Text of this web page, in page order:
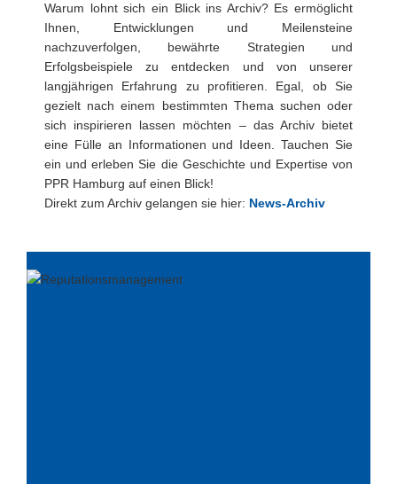
Warum lohnt sich ein Blick ins Archiv? Es ermöglicht
Ihnen, Entwicklungen und Meilensteine
nachzuverfolgen, bewährte Strategien und
Erfolgsbeispiele zu entdecken und von unserer
langjährigen Erfahrung zu profitieren. Egal, ob Sie
gezielt nach einem bestimmten Thema suchen oder
sich inspirieren lassen möchten – das Archiv bietet
eine Fülle an Informationen und Ideen. Tauchen Sie
ein und erleben Sie die Geschichte und Expertise von
PPR Hamburg auf einen Blick!
Direkt zum Archiv gelangen sie hier: News-Archiv